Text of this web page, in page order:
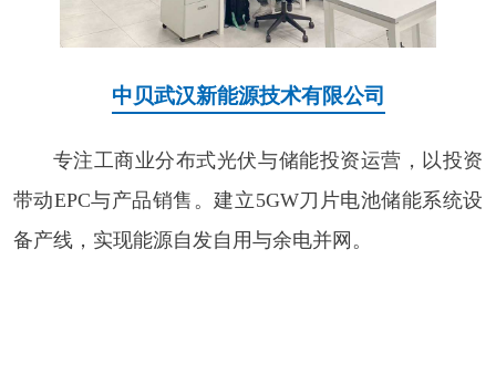
中贝武汉新能源技术有限公司
专注工商业分布式光伏与储能投资运营，以投资
带动EPC与产品销售。建立5GW刀片电池储能系统设
备产线，实现能源自发自用与余电并网。